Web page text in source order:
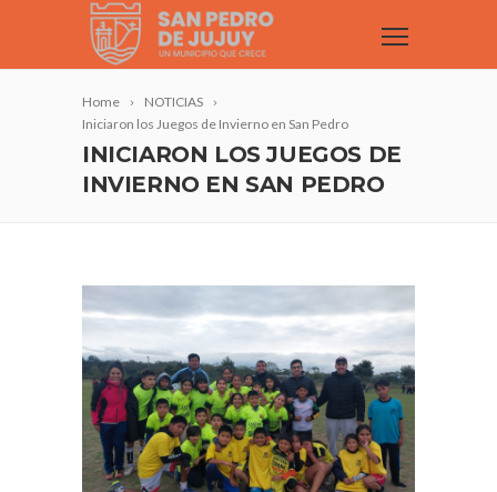
Home
NOTICIAS
Iniciaron los Juegos de Invierno en San Pedro
INICIARON LOS JUEGOS DE
INVIERNO EN SAN PEDRO